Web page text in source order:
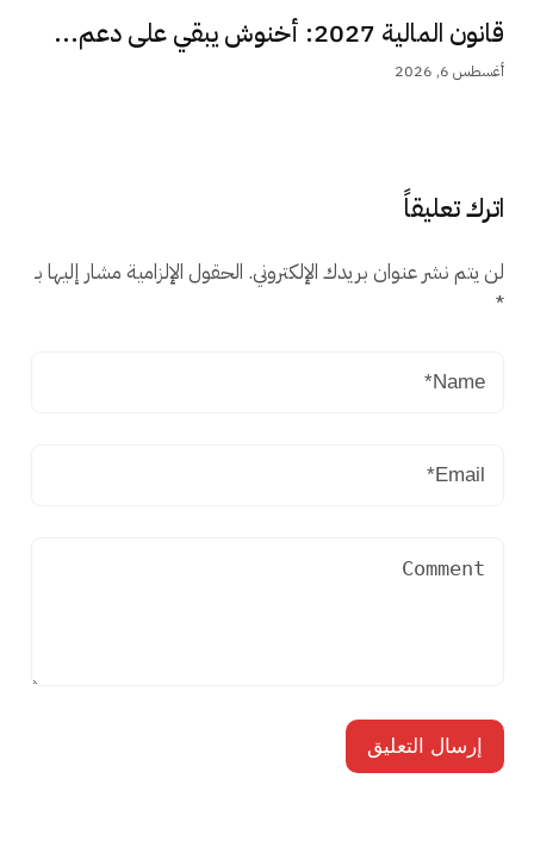
قانون المالية 2027: أخنوش يبقي على دعم...
أغسطس 6, 2026
اترك تعليقاً
لن يتم نشر عنوان بريدك الإلكتروني. الحقول الإلزامية مشار إليها بـ
*